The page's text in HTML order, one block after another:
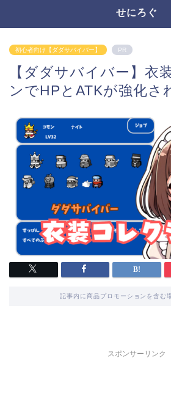
せにろぐ
初心者向け【ダダサバイバー】 PR
【ダダサバイバー】衣
ンでHPとATKが強化さ
記事内に商品プロモーションを含む
スポンサーリンク